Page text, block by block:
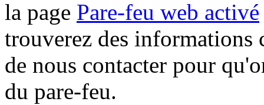
la page Pare-feu web activé
trouverez des informations
de nous contacter pour
du pare-feu.